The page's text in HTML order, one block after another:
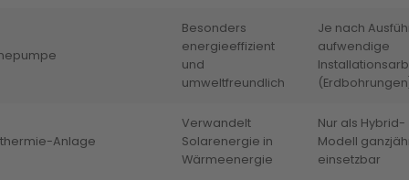
Besonders
energieeffizient
und
umweltfreundlich
Je nach
aufwendige
Anlage
Verwandelt
Solarenergie in
Wärmeenergie
Nur als Hybrid-
Modell
einsetzbar